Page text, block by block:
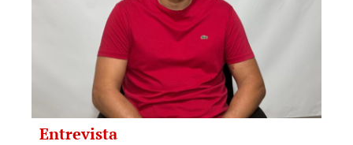
Entrevista